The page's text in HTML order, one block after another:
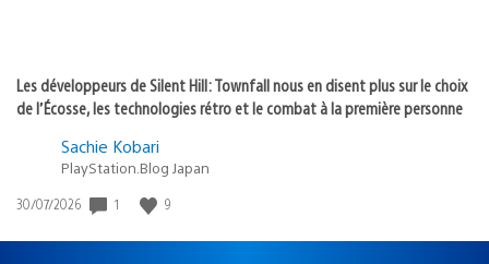
Les développeurs de Silent Hill: Townfall nous en disent plus sur le choix
de l’Écosse, les technologies rétro et le combat à la première personne
Sachie Kobari
PlayStation.Blog Japan
Date
publication
30/07/2026 1 9